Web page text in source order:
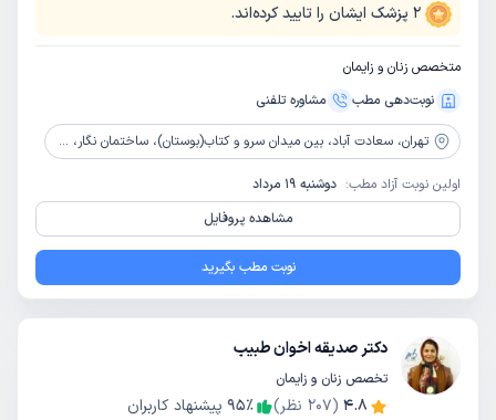
2 پزشک ایشان را تایید کرده‌اند.
متخصص زنان و زایمان
نوبت‌دهی مطب
مشاوره‌ تلفنی
تهران، سعادت آباد، بین میدان سرو و کتاب(بوستان)، ساختمان نگار، طبقه4، واحد72
اولین نوبت آزاد مطب: دوشنبه 19 مرداد
مشاهده پروفایل
نوبت مطب بگیرید
دکتر صدیقه اخوان طبیب
تخصص زنان و زایمان
4.8
(
207 نظر) 95٪
پیشنهاد کاربران